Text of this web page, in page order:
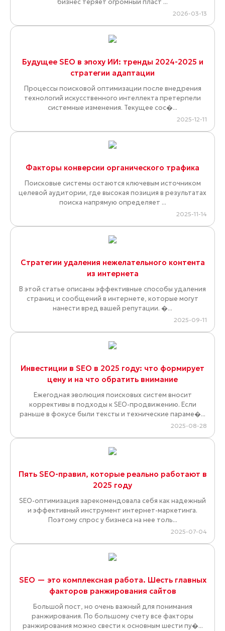
бизнес теряет огромный пласт ...
2026-03-13
Будущее SEO в эпоху ИИ: тренды 2024-2025 и
стратегии адаптации
Процессы поисковой оптимизации после внедрения
технологий искусственного интеллекта претерпели
системные изменения. Текущее сос�...
2025-12-11
Факторы конверсии органического трафика
Поисковые системы остаются ключевым источником
целевой аудитории, где высокая позиция в результатах
поиска напрямую определяет ...
2025-11-14
Стратегии удаления нежелательного контента
из интернета
В этой статье описаны эффективные способы удаления
страниц и сообщений в интернете, которые могут
нанести вред вашей репутации. �...
2025-09-11
Инвестиции в SEO в 2025 году: что формирует
цену и на что обратить внимание
Ежегодная эволюция поисковых систем вносит
коррективы в подходы к SEO-продвижению. Если
раньше в фокусе были тексты и технические параме�...
2025-08-28
Пять SEO-правил, которые реально работают в
2025 году
SEO-оптимизация зарекомендовала себя как надежный
и эффективный инструмент интернет-маркетинга.
Поэтому спрос у бизнеса на нее толь...
2025-07-04
SEO — это комплексная работа. Шесть главных
факторов ранжирования сайтов
Большой пост, но очень важный для понимания
ранжирования. По большому счету все факторы
ранжирования можно свести к основным шести пу�...